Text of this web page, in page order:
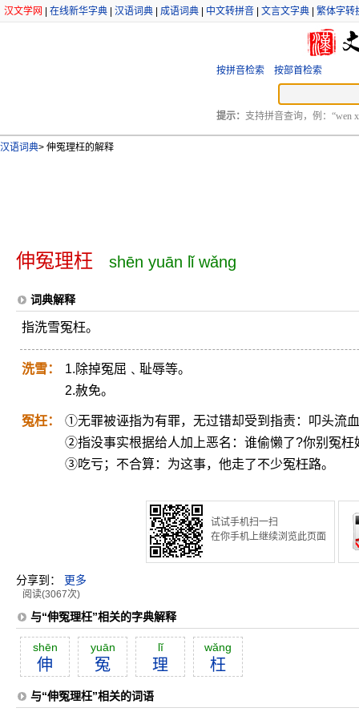
汉文学网 在线新华字典 汉语词典 成语词典 中文转拼音 文言文字典 繁体字转
按拼音检索 按部首检索
提示： 支持拼音查询，例：“wen
汉语词典> 伸冤理枉的解释
伸冤理枉 shēn yuān lǐ wǎng
词典解释
指洗雪冤枉。
洗雪：
1.除掉冤屈﹑耻辱等。
2.赦免。
冤枉：
①无罪被诬指为有罪，无过错却受到指责：叩头流
②指没事实根据给人加上恶名：谁偷懒了?你别冤枉
③吃亏；不合算：为这事，他走了不少冤枉路。
试试手机扫一扫
在你手机上继续浏览此页面
分享到： 更多
阅读(3067次)
与“伸冤理枉”相关的字典解释
shēn
伸
yuān
冤
lĭ
理
wăng
枉
与“伸冤理枉”相关的词语